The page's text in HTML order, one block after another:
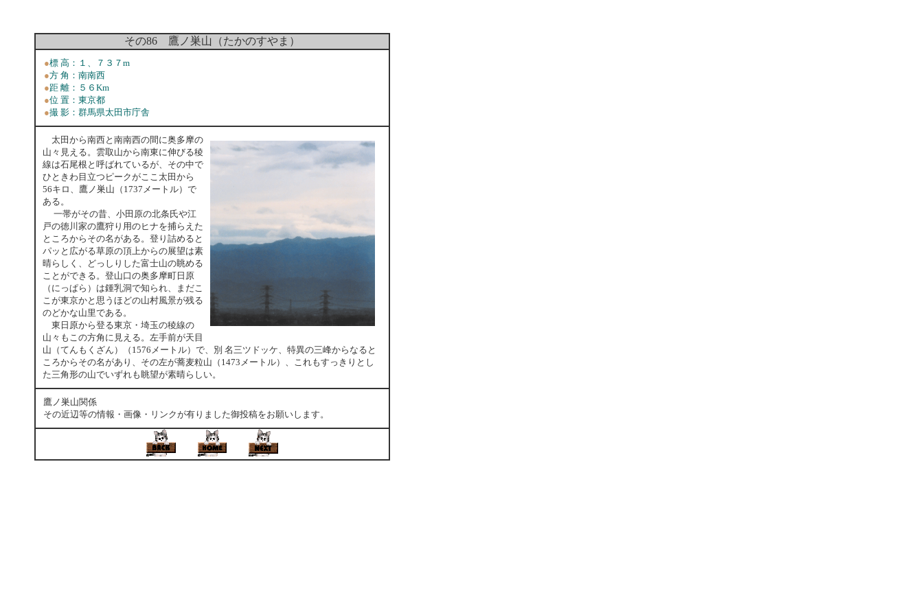
その86 鷹ノ巣山（たかのすやま）
●標 高：１、７３７m
●方 角：南南西
●距 離：５６Km
●位 置： 東京都
●撮 影：群馬県太田市庁舎
太田から南西と南南西の間に奥多摩の
山々見える。雲取山から南東に伸びる稜
線は石尾根と呼ばれているが、その中で
ひときわ目立つピークがここ太田から
56キロ、鷹ノ巣山（1737メートル）で
ある。
一帯がその昔、小田原の北条氏や江
戸の徳川家の鷹狩り用のヒナを捕らえた
ところからその名がある。登り詰めると
パッと広がる草原の頂上からの展望は素
晴らしく、どっしりした富士山の眺める
ことができる。登山口の奥多摩町日原
（にっぱら）は鍾乳洞で知られ、まだこ
こが東京かと思うほどの山村風景が残る
のどかな山里である。
東日原から登る東京・埼玉の稜線の
山々もこの方角に見える。左手前が天目
山（てんもくざん）（1576メートル）で、別 名三ツドッケ、特異の三峰からなると
ころからその名があり、その左が蕎麦粒山（1473メートル）、これもすっきりとし
た三角形の山でいずれも眺望が素晴らしい。
鷹ノ巣山関係
その近辺等の情報・画像・リンクが有りました御投稿をお願いします。